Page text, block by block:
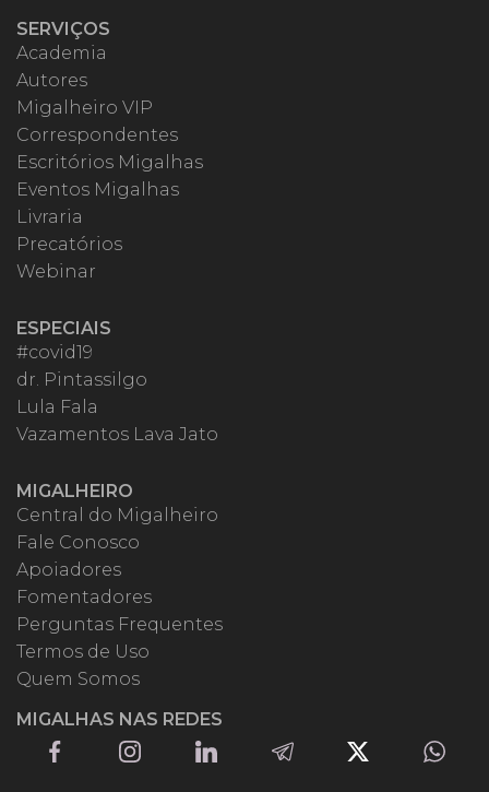
SERVIÇOS
Academia
Autores
Migalheiro VIP
Correspondentes
Escritórios Migalhas
Eventos Migalhas
Livraria
Precatórios
Webinar
ESPECIAIS
#covid19
dr. Pintassilgo
Lula Fala
Vazamentos Lava Jato
MIGALHEIRO
Central do Migalheiro
Fale Conosco
Apoiadores
Fomentadores
Perguntas Frequentes
Termos de Uso
Quem Somos
MIGALHAS NAS REDES